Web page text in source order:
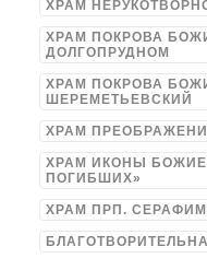
ХРАМ
ХРАМ ПОКРОВА
ДОЛГОПРУДНОМ
ХРАМ ПОКРОВА
ШЕРЕМЕТЬЕВСКИЙ
ХРАМ
ХРАМ ИКОНЫ
ПОГИБШИХ»
ХРАМ ПРП.